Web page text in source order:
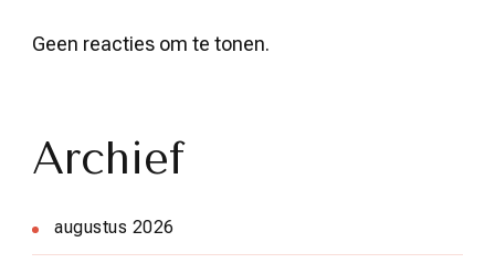
Geen reacties om te tonen.
Archief
augustus 2026